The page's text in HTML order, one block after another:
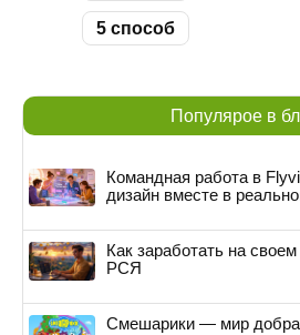
5 способ
Популярое в
Командная работа в
дизайн вместе в
Как заработать на
РСЯ
Смешарики — мир